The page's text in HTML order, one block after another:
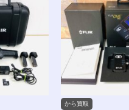
から買取